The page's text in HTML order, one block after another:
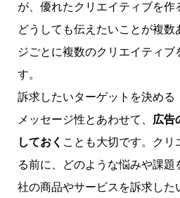
が、優れたクリエイティブを作
どうしても伝えたいことが複数
ジごとに複数のクリエイティ
す。
訴求したいターゲットを決める
メッセージ性とあわせて、 広告
しておく ことも大切です。クリ
る前に、どのような悩みや課題
社の商品やサービスを訴求した